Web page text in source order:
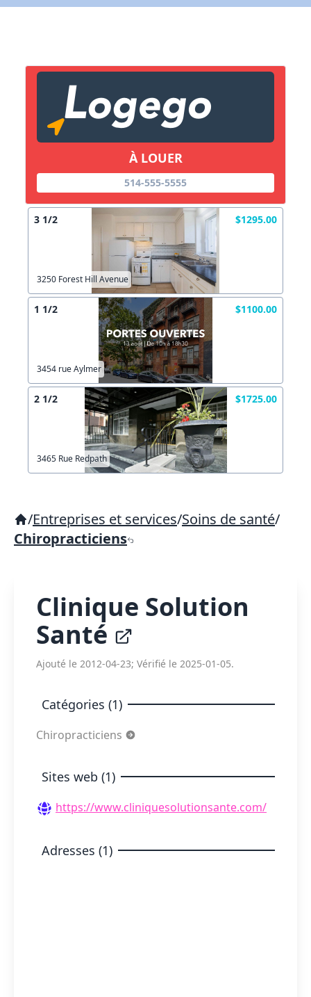
À LOUER
514-555-5555
3 1/2 $1295.00
3250 Forest Hill Avenue
1 1/2 $1100.00
3454 rue Aylmer
2 1/2 $1725.00
3465 Rue Redpath
/Entreprises et services/Soins de santé/
Chiropracticiens
Clinique Solution
Santé
Ajouté le 2012-04-23; Vérifié le 2025-01-05.
Catégories (1)
Chiropracticiens
Sites web (1)
https://www.cliniquesolutionsante.com/
Adresses (1)
Copier lien
X Fermer Envoyez